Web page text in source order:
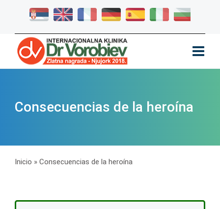
Consecuencias de la heroína
Inicio » Consecuencias de la heroína